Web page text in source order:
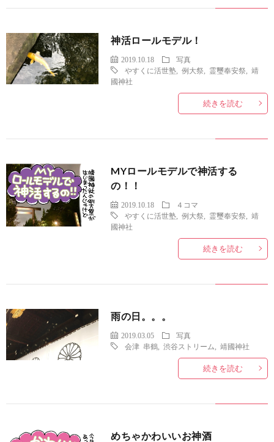
神活ロールモデル！
2019.10.18
写真
やすくに活世塾 ,例大祭 霊璽奉安祭 ,靖
國神社
続きを読む
MYロールモデルで神活する
の！！
2019.10.18
４コマ
やすくに活世塾 ,例大祭 霊璽奉安祭 ,靖
國神社
続きを読む
雨の日。。。
2019.03.05
写真
会津 串鶴 ,渋谷ストリーム ,靖國神社
続きを読む
めちゃかわいいお神酒